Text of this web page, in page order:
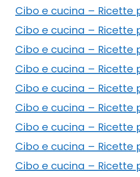
Cibo e cucina – Ricette
Cibo e cucina – Ricette
Cibo e cucina – Ricette
Cibo e cucina – Ricette
Cibo e cucina – Ricette
Cibo e cucina – Ricette
Cibo e cucina – Ricette
Cibo e cucina – Ricette
Cibo e cucina – Ricette